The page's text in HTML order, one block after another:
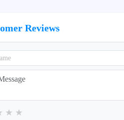
Reviews
★
★